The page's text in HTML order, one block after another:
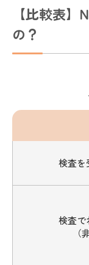
【比較表
の？
検査を
検査で
（